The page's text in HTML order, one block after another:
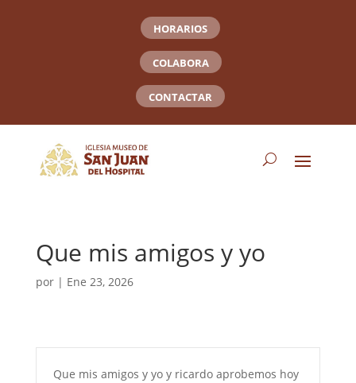
HORARIOS
COLABORA
CONTACTAR
Que mis amigos y yo
por | Ene 23, 2026
Que mis amigos y yo y ricardo aprobemos hoy